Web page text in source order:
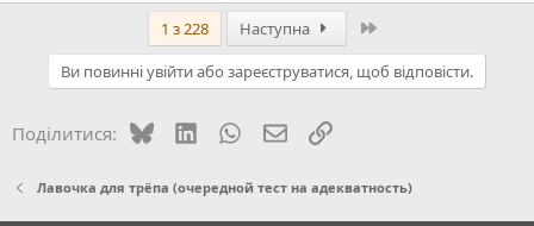
1 з 228 Наступна
Ви повинні увійти або зареєструватися, щоб відповісти.
Поділитися: BlueskyLinkedInWhatsApp
E-mailПосилання
Лавочка для трёпа (очередной тест на адекватность)